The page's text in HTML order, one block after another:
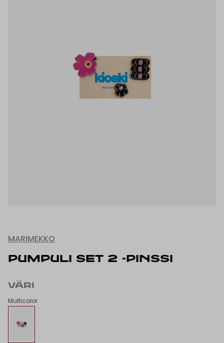
MARIMEKKO
PUMPULI SET 2 -PINSSI
VÄRI
Multicolor